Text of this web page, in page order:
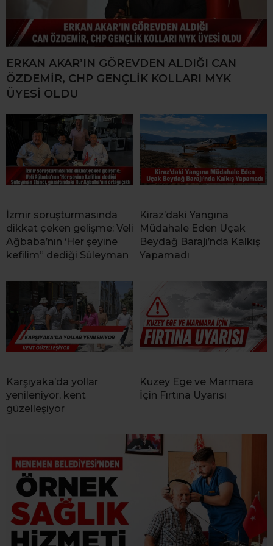
ERKAN AKAR’IN GÖREVDEN ALDIĞI CAN
ÖZDEMİR, CHP GENÇLİK KOLLARI MYK
ÜYESİ OLDU
İzmir soruşturmasında
dikkat çeken gelişme: Veli
Ağbaba’nın ‘Her şeyine
kefilim” dediği Süleyman
Kiraz’daki Yangına
Müdahale Eden Uçak
Beydağ Barajı’nda Kalkış
Yapamadı
Karşıyaka’da yollar
yenileniyor, kent
güzelleşiyor
Kuzey Ege ve Marmara
İçin Fırtına Uyarısı